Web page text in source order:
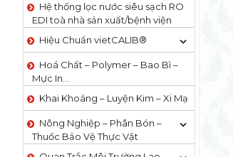
Hệ thống lọc nước siêu sạch RO
EDI​​ toà nhà sản xuất/bệnh viện
Hiệu Chuẩn vietCALIB®
Hoá Chất – Polymer – Bao Bì –
Mực In…
Khai Khoáng – Luyện Kim – Xi Mạ
Nông Nghiệp – Phân Bón –
Thuốc Bảo Vệ Thực Vật